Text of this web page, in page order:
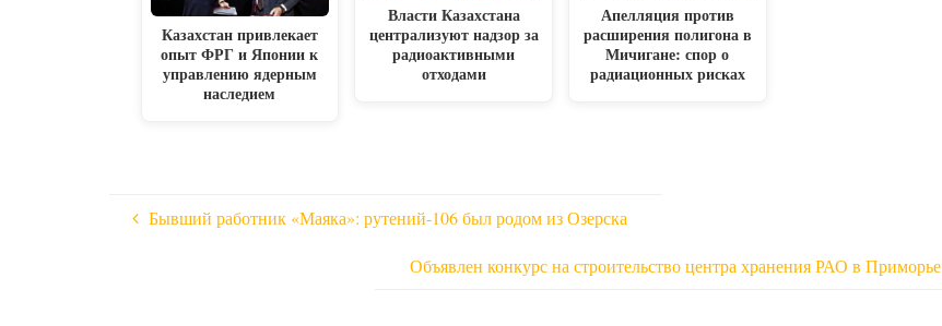
Казахстан привлекает
опыт ФРГ и Японии к
управлению ядерным
наследием
Власти Казахстана
централизуют надзор за
радиоактивными
отходами
Апелляция против
расширения полигона в
Мичигане: спор о
радиационных рисках
Бывший работник «Маяка»: рутений-106 был родом из Озерска
Объявлен конкурс на строительство центра хранения РАО в Приморье